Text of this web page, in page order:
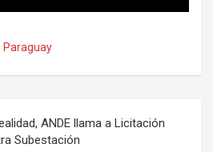
Paraguay
ANDE llama a Licitación
Subestación